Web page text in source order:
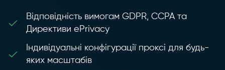
Відповідність вимогам GDPR, CCPA та
Директиви ePrivacy
Індивідуальні конфігурації проксі для будь-
яких масштабів